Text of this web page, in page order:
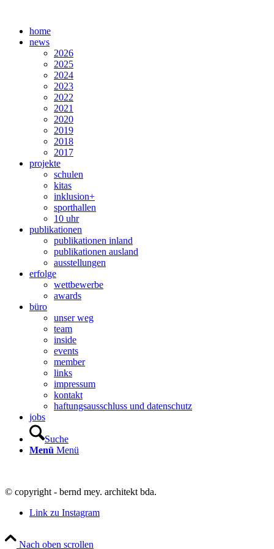
home
news
2026
2025
2024
2023
2022
2021
2020
2019
2018
2017
projekte
schulen
kitas
inklusion+
sporthallen
10 uhr
publikationen
publikationen inland
publikationen ausland
ausstellungen
erfolge
wettbewerbe
awards
büro
unser weg
team
inside
events
member
links
impressum
kontakt
haftungsausschluss und datenschutz
jobs
Suche
Menü Menü
© copyright - bernd mey. architekt bda.
Link zu Instagram
Nach oben scrollen